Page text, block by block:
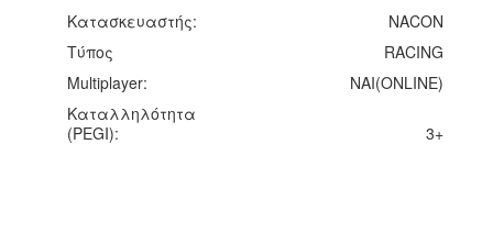
Κατασκευαστής:
NACON
Τύπος
RACING
Multiplayer:
NAI(ONLINE)
Καταλληλότητα
(PEGI):
3+